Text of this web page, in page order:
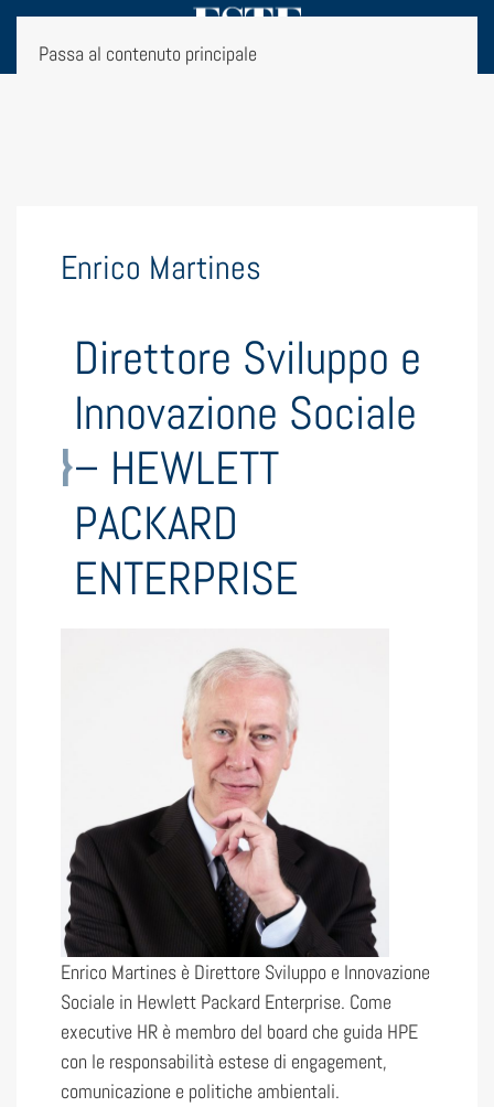
Passa al contenuto principale
Enrico Martines
Direttore Sviluppo e
Innovazione Sociale
– HEWLETT
PACKARD
ENTERPRISE
Enrico Martines è Direttore Sviluppo e Innovazione
Sociale in Hewlett Packard Enterprise. Come
executive HR è membro del board che guida HPE
con le responsabilità estese di engagement,
comunicazione e politiche ambientali.